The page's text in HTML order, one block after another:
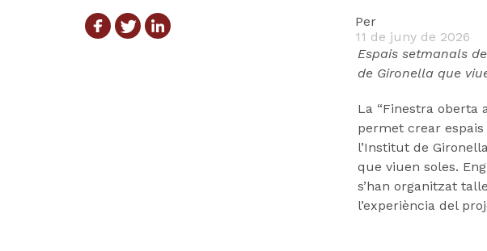
Per
11 de juny de 2026
Espais setmanals
de Gironella que
La “Finestra oberta
permet crear
l’Institut de
que viuen soles.
s’han organitzat
l’experiència del